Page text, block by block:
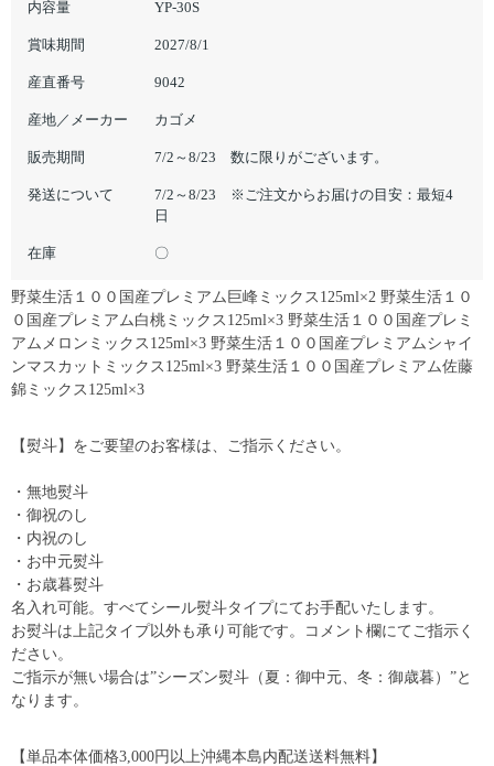
内容量 YP-30S
賞味期間 2027/8/1
産直番号 9042
産地／メーカー カゴメ
販売期間 7/2～8/23 数に限りがございます。
発送について
7/2～8/23 ※ご注文からお届けの目安：最短4
日
在庫 〇
野菜生活１００国産プレミアム巨峰ミックス125ml×2 野菜生活１０
０国産プレミアム白桃ミックス125ml×3 野菜生活１００国産プレミ
アムメロンミックス125ml×3 野菜生活１００国産プレミアムシャイ
ンマスカットミックス125ml×3 野菜生活１００国産プレミアム佐藤
錦ミックス125ml×3
【熨斗】をご要望のお客様は、ご指示ください。
・無地熨斗
・御祝のし
・内祝のし
・お中元熨斗
・お歳暮熨斗
名入れ可能。すべてシール熨斗タイプにてお手配いたします。
お熨斗は上記タイプ以外も承り可能です。コメント欄にてご指示く
ださい。
ご指示が無い場合は”シーズン熨斗（夏：御中元、冬：御歳暮）”と
なります。
【単品本体価格3,000円以上沖縄本島内配送送料無料】